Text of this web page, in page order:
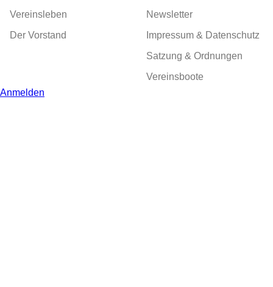
Vereinsleben
Der Vorstand
Newsletter
Impressum & Datenschutz
Satzung & Ordnungen
Vereinsboote
Anmelden